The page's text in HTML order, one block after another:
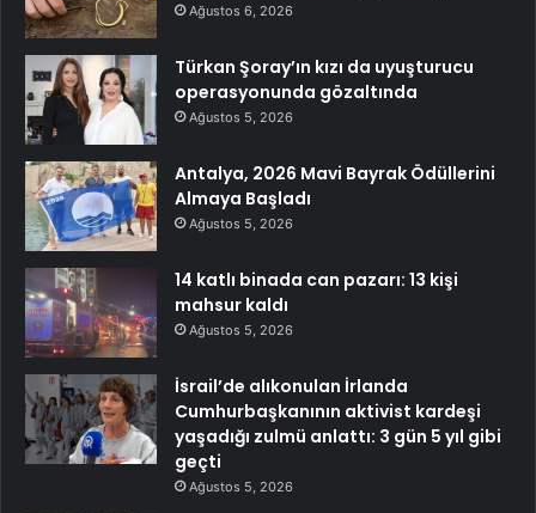
Ağustos 6, 2026
Türkan Şoray’ın kızı da uyuşturucu
operasyonunda gözaltında
Ağustos 5, 2026
Antalya, 2026 Mavi Bayrak Ödüllerini
Almaya Başladı
Ağustos 5, 2026
14 katlı binada can pazarı: 13 kişi
mahsur kaldı
Ağustos 5, 2026
İsrail’de alıkonulan İrlanda
Cumhurbaşkanının aktivist kardeşi
yaşadığı zulmü anlattı: 3 gün 5 yıl gibi
geçti
Ağustos 5, 2026